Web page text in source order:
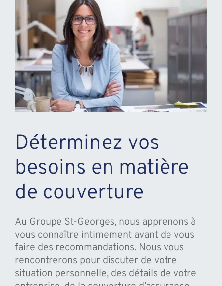
Déterminez vos
besoins en matière
de couverture
Au Groupe St-Georges, nous apprenons à
vous connaître intimement avant de vous
faire des recommandations. Nous vous
rencontrerons pour discuter de votre
situation personnelle, des détails de votre